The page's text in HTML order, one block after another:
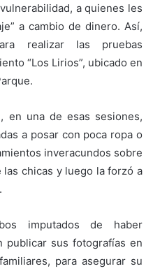
a quienes les
a cambio de dinero. Así,
realizar las pruebas
“Los Lirios”, ubicado en
en una de esas sesiones,
a posar con poca ropa o
inveracundos sobre
chicas y luego la forzó a
imputados de haber
publicar sus fotografías en
para asegurar su